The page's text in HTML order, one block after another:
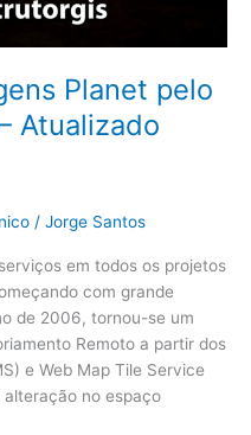
Planet pelo
Atualizado
/ Jorge Santos
em todos os projetos
com grande
de 2006, tornou-se um
Remoto a partir dos
e Web Map Tile Service
alteração no espaço